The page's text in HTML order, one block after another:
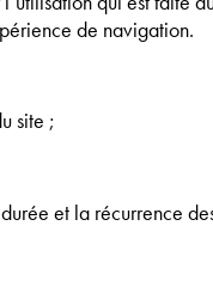
de navigation.
site ;
et la récurrence